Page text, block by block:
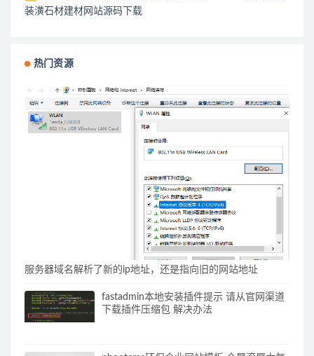
装潢石材建材网站源码下载
热门资源
服务器域名解析了新的ip地址，还是指向旧的网站地址
fastadmin本地安装插件提示 请从官网渠道
下载插件压缩包 解决办法